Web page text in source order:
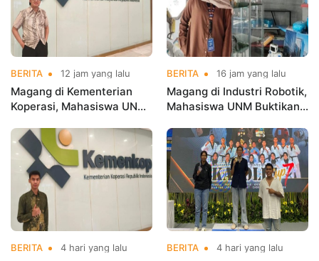
BERITA 12 jam yang lalu
Magang di Kementerian
Koperasi, Mahasiswa UNM
Siap Hadapi Dunia Kerja
BERITA 16 jam yang lalu
Magang di Industri Robotik,
Mahasiswa UNM Buktikan
dengan Dunia Kerja
BERITA 4 hari yang lalu BERITA 4 hari yang lalu